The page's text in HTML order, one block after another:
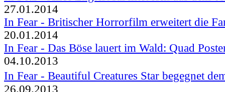
27.01.2014
In Fear - Britischer Horrorfilm erweitert die
20.01.2014
In Fear - Das Böse lauert im Wald: Quad
04.10.2013
In Fear - Beautiful Creatures Star begegnet
26.09.2013